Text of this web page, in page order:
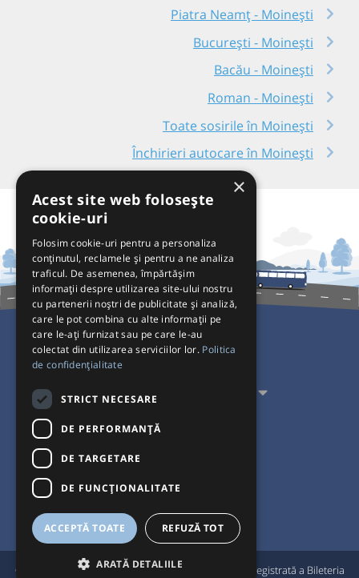
Piatra Neamț - Moinești
București - Moinești
Bacău - Moinești
Roman - Moinești
Toate sosirile în Moinești
Închirieri autocare în Moinești
Pentru Călători
Pentru Transportatori
Interacționăm
Acceptăm plăți cu
© Bileteria 2004-2026 | Autogari.RO® este marcă înregistrată a Bileteria
×
Acest site web folosește
cookie-uri
Folosim cookie-uri pentru a personaliza
conținutul, reclamele și pentru a ne analiza
traficul. De asemenea, împărtășim
informații despre utilizarea site-ului nostru
cu partenerii noștri de publicitate și analiză,
care le pot combina cu alte informații pe
care le-ați furnizat sau pe care le-au
colectat din utilizarea serviciilor lor. Politica
de confidențialitate
STRICT NECESARE
DE PERFORMANȚĂ
DE TARGETARE
DE FUNCŢIONALITATE
ACCEPTĂ TOATE REFUZĂ TOT
ARATĂ DETALIILE